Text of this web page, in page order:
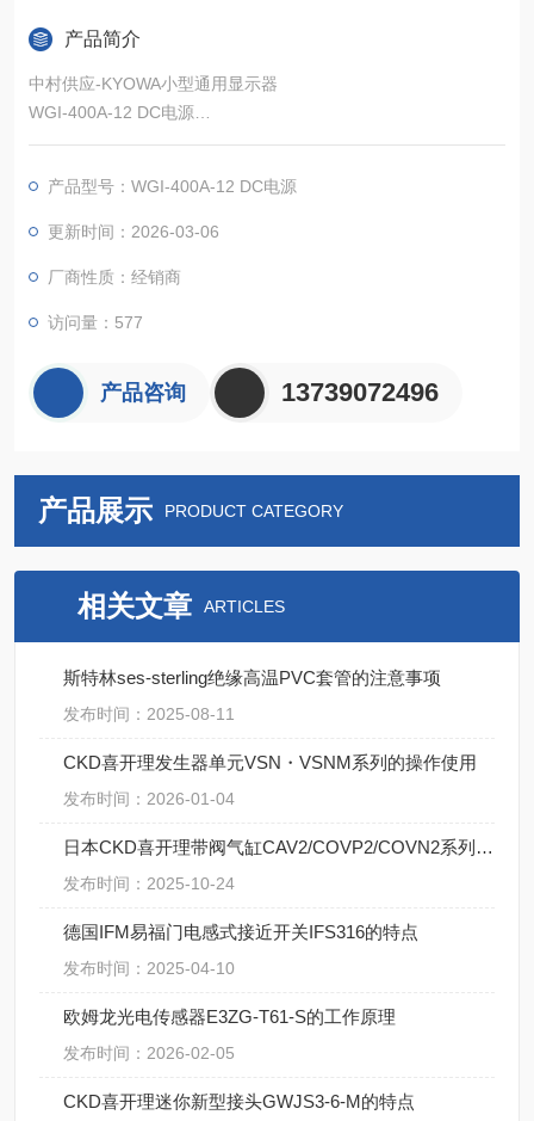
产品简介
中村供应-KYOWA小型通用显示器
WGI-400A-12 DC电源
3 种灵敏度登录
产品型号：WGI-400A-12 DC电源
更新时间：2026-03-06
厂商性质：经销商
访问量：577
产品咨询 13739072496
产品展示 PRODUCT CATEGORY
相关文章 ARTICLES
斯特林ses-sterling绝缘高温PVC套管的注意事项
发布时间：2025-08-11
CKD喜开理发生器单元VSN・VSNM系列的操作使用
发布时间：2026-01-04
日本CKD喜开理带阀气缸CAV2/COVP2/COVN2系列的不同【湖南中村】
发布时间：2025-10-24
德国IFM易福门电感式接近开关IFS316的特点
发布时间：2025-04-10
欧姆龙光电传感器E3ZG-T61-S的工作原理
发布时间：2026-02-05
CKD喜开理迷你新型接头GWJS3-6-M的特点